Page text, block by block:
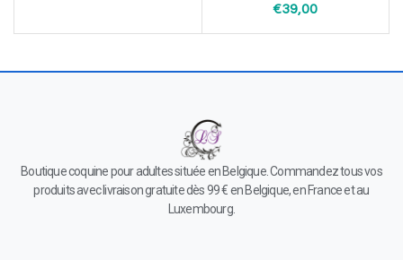
€39,00
Boutique coquine pour adultes située en Belgique. Commandez tous vos
produits avec livraison gratuite dès 99 € en Belgique, en France et au
Luxembourg.